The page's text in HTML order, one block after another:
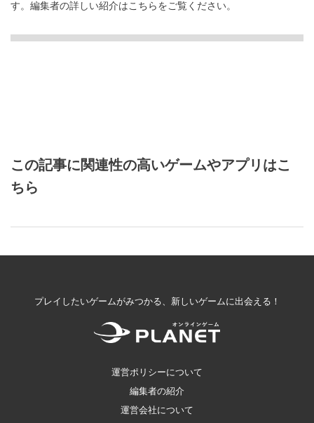
す。 編集者の詳しい紹介はこちらをご覧ください。
この記事に関連性の高いゲームやアプリはこ
ちら
プレイしたいゲームがみつかる、新しいゲームに出会える！
運営ポリシーについて
編集者の紹介
運営会社について